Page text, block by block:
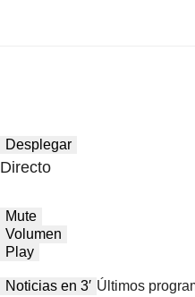
Desplegar
Directo
Mute
Volumen
Play
Noticias en 3′ Últimos